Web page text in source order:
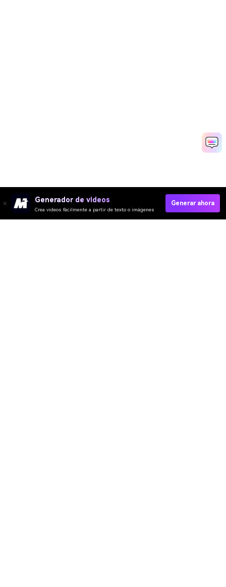
Generador de videos
Crea videos fácilmente a partir de texto o imágenes
Generar ahora